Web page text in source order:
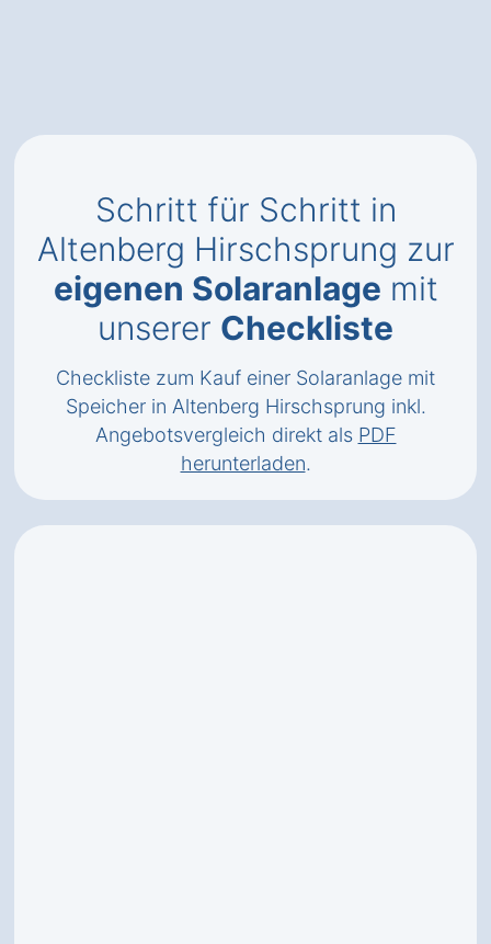
Schritt für Schritt in
Altenberg Hirschsprung zur
eigenen Solaranlage mit
unserer Checkliste
Checkliste zum Kauf einer Solaranlage mit
Speicher in Altenberg Hirschsprung inkl.
Angebotsvergleich direkt als PDF
herunterladen.